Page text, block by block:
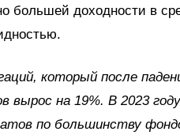
большей доходности в
который после
вырос на 19%. В 2023
по большинству